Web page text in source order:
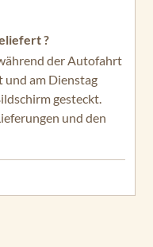
?
der Autofahrt
und am Dienstag
gesteckt.
und den